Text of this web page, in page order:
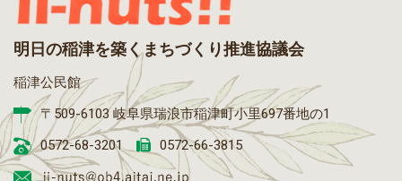
明日の稲津を築くまちづくり推進協議会
稲津公民館
〒509-6103 岐阜県瑞浪市稲津町小里697番地の1
0572-68-3201
0572-66-3815